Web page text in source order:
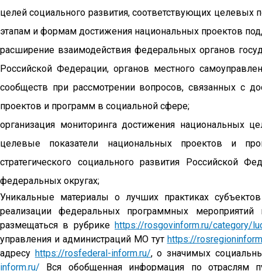
целей социального развития, соответствующих целевых
этапам и формам достижения национальных проектов
расширение взаимодействия федеральных органов
Российской Федерации, органов местного
сообществ при рассмотрении вопросов, связанных с
проектов и программ в социальной сфере;
организация мониторинга достижения национальных
целевые показатели национальных проектов и
стратегического социального развития
федеральных округах;
Уникальные материалы о лучших практиках
реализации федеральных программных
размещаться в рубрикеhttps://rosgovinform.ru/category/
управления и администраций МО тут https://
адресу https://rosfederal-inform.ru/, о значимых
inform.ru/ Вся обобщенная информация по отраслям